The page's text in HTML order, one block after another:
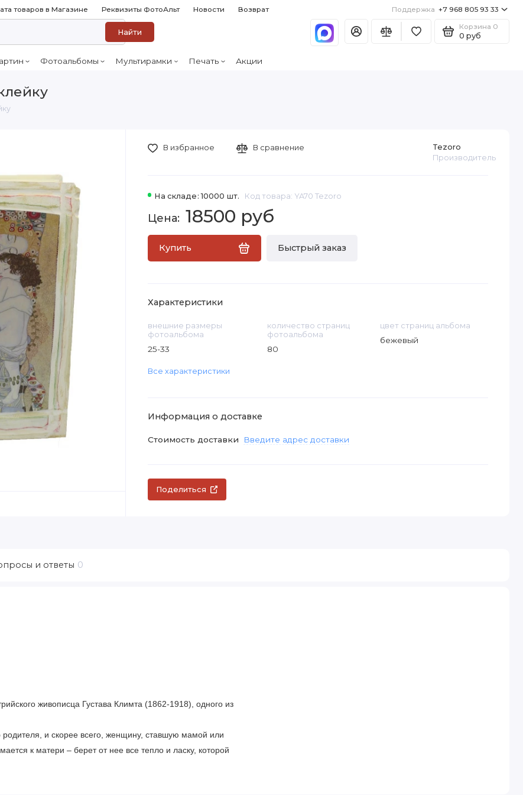
товаров в Магазине Реквизиты ФотоАльт Новости Возврат Поддержка +7 968 805 93 33
Найти
Корзина 0
0 руб
Фотоальбомы Мультирамки Печать Акции
На складе: 10000 шт. Код товара: YA70 Tezoro
Tezoro
Производитель
18500 руб
Купить Быстрый заказ
В избранное В сравнение
Характеристики
внешние размеры
фотоальбома
25-33
количество страниц
фотоальбома
80
цвет страниц альбома
бежевый
Все характеристики
Информация о доставке
Стоимость доставки Введите адрес доставки
Поделиться
и ответы 0
живописца Густава Климта (1862-1918), одного из
и скорее всего, женщину, ставшую мамой или
к матери – берет от нее все тепло и ласку, которой